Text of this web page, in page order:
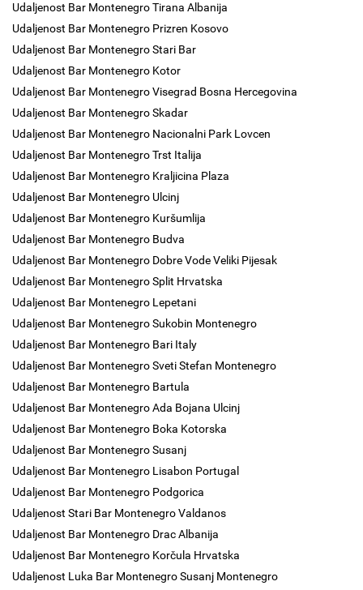
Udaljenost Bar Montenegro Tirana Albanija
Udaljenost Bar Montenegro Prizren Kosovo
Udaljenost Bar Montenegro Stari Bar
Udaljenost Bar Montenegro Kotor
Udaljenost Bar Montenegro Visegrad Bosna Hercegovina
Udaljenost Bar Montenegro Skadar
Udaljenost Bar Montenegro Nacionalni Park Lovcen
Udaljenost Bar Montenegro Trst Italija
Udaljenost Bar Montenegro Kraljicina Plaza
Udaljenost Bar Montenegro Ulcinj
Udaljenost Bar Montenegro Kuršumlija
Udaljenost Bar Montenegro Budva
Udaljenost Bar Montenegro Dobre Vode Veliki Pijesak
Udaljenost Bar Montenegro Split Hrvatska
Udaljenost Bar Montenegro Lepetani
Udaljenost Bar Montenegro Sukobin Montenegro
Udaljenost Bar Montenegro Bari Italy
Udaljenost Bar Montenegro Sveti Stefan Montenegro
Udaljenost Bar Montenegro Bartula
Udaljenost Bar Montenegro Ada Bojana Ulcinj
Udaljenost Bar Montenegro Boka Kotorska
Udaljenost Bar Montenegro Susanj
Udaljenost Bar Montenegro Lisabon Portugal
Udaljenost Bar Montenegro Podgorica
Udaljenost Stari Bar Montenegro Valdanos
Udaljenost Bar Montenegro Drac Albanija
Udaljenost Bar Montenegro Korčula Hrvatska
Udaljenost Luka Bar Montenegro Susanj Montenegro